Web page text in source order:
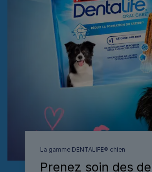
La gamme DENTALIFE® chien
Prenez soin des